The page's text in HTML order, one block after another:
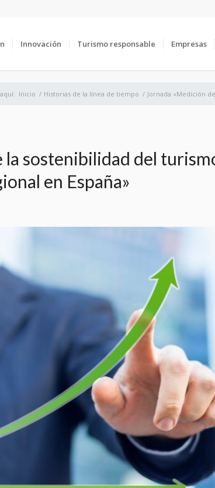
Innovación Turismo responsable Empresas
Inicio / Historias de la línea de tiempo / Jornada «Medición
sostenibilidad del
en España»